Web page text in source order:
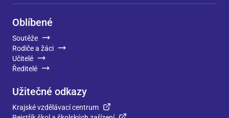
Oblíbené
Soutěže
Rodiče a žáci
Učitelé
Ředitelé
Užitečné odkazy
Krajské vzdělávací centrum